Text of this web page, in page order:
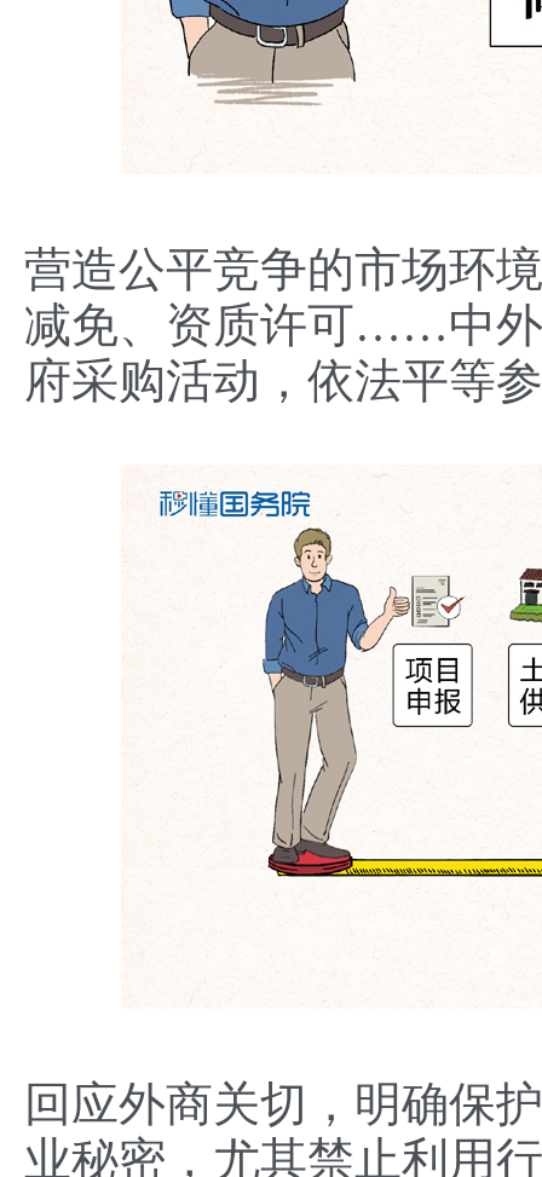
营造公平竞争的市场环
减免、资质许可……中外
府采购活动，依法平等
回应外商关切，明确保
业秘密，尤其禁止利用